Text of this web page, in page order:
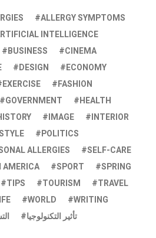
ALLERGY SYMPTOMS
INTELLIGENCE
BUSINESS
CINEMA
DESIGN
ECONOMY
EXERCISE
FASHION
GOVERNMENT
HEALTH
IMAGE
INTERIOR
POLITICS
ALLERGIES
SELF-CARE
AMERICA SPORT
SPRING
TIPS TOURISM
TRAVEL
WORLD
WRITING
تأثير التكنولوجيا